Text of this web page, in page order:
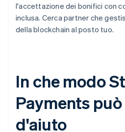
l'accettazione dei bonifici con
inclusa. Cerca partner che
della blockchain al posto tuo.
In che modo
Payments
d'aiuto